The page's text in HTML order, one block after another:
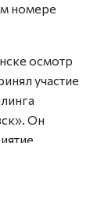
номере
осмотр
участие
Он